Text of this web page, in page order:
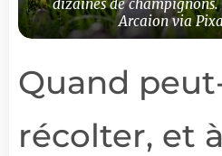
dizaines de
Arcaion via
Quand
récolter, et